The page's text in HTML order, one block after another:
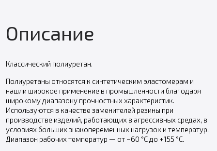
Описание
Классический полиуретан.
Полиуретаны относятся к синтетическим эластомерам и
нашли широкое применение в промышленности благодаря
широкому диапазону прочностных характеристик.
Используются в качестве заменителей резины при
производстве изделий, работающих в агрессивных средах, в
условиях больших знакопеременных нагрузок и температур.
Диапазон рабочих температур — от −60 °С до +155 °С.